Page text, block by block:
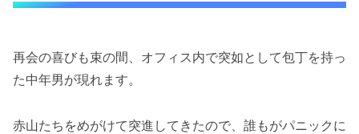
再会の喜びも束の間、オフィス内で突如として包丁を持っ
た中年男が現れます。
赤山たちをめがけて突進してきたので、誰もがパニックに